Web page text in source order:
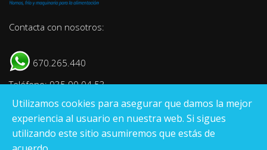
Contacta con nosotros:
670.265.440
Teléfono: 935 90 04 53
E-mail:info@psgroup.es
Utilizamos cookies para asegurar que damos la mejor
experiencia al usuario en nuestra web. Si sigues
utilizando este sitio asumiremos que estás de